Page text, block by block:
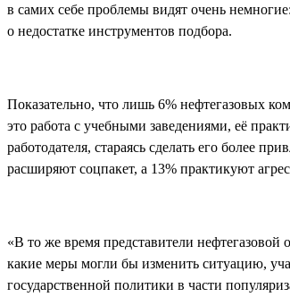
в самих себе проблемы видят очень
о недостатке инструментов подбора.
Показательно, что лишь 6% нефтегазовых
это работа с учебными заведениями, её
работодателя, стараясь сделать его более
расширяют соцпакет, а 13% практикуют
«В то же время представители
какие меры могли бы изменить ситуацию,
государственной политики в части